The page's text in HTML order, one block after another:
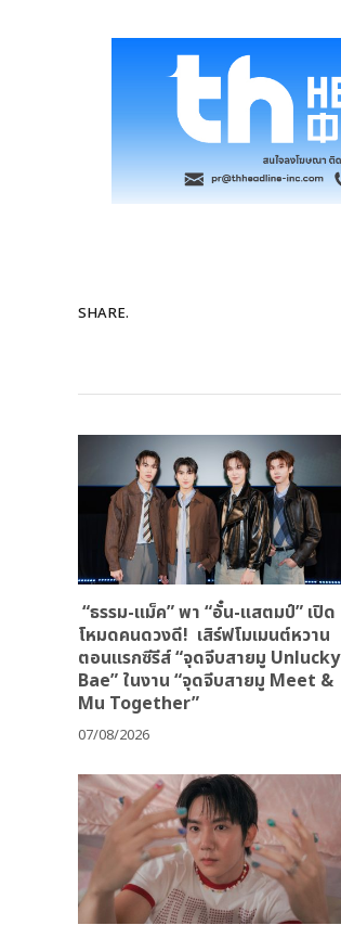
SHARE.
“ธรรม-แม็ค” พา “อั๋น-แสตมป์” เปิด
โหมดคนดวงดี! เสิร์ฟโมเมนต์หวาน
ตอนแรกซีรีส์ “จุดจีบสายมู Unlucky
Bae” ในงาน “จุดจีบสายมู Meet &
Mu Together”
07/08/2026